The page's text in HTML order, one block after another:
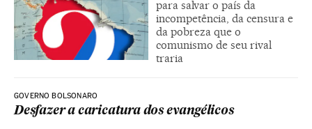
para salvar o país da
incompetência, da censura e
da pobreza que o
comunismo de seu rival
traria
GOVERNO BOLSONARO
Desfazer a caricatura dos evangélicos